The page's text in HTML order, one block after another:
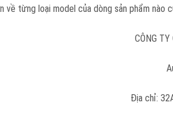
từng loại model của dòng sản phẩm nào
CÔNG
Địa chỉ: